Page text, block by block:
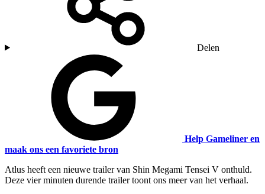
Delen
Help Gameliner en
maak ons een favoriete bron
Atlus heeft een nieuwe trailer van Shin Megami Tensei V onthuld.
Deze vier minuten durende trailer toont ons meer van het verhaal.